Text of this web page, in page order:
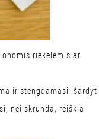
riekelėmis ar
ir stengdamasi išardyti
nei skrunda, reiškia